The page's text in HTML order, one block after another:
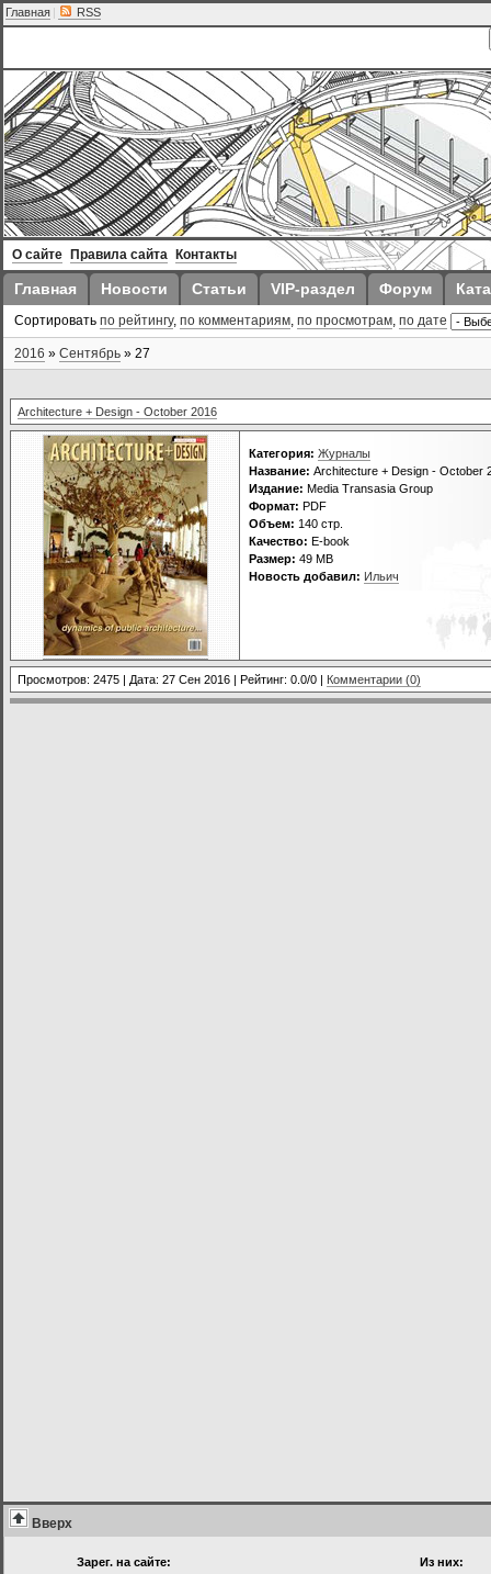
Главная | RSS
О сайте Правила сайта Контакты
Главная Новости Статьи VIP-раздел Форум
Сортировать по рейтингу, по комментариям, по просмотрам, по дате
2016 » Сентябрь » 27
Architecture + Design - October 2016
Категория: Журналы
Название: Architecture + Design - October
Издание: Media Transasia Group
Формат: PDF
Объем: 140 стр.
Качество: E-book
Размер: 49 MB
Новость добавил: Ильич
Просмотров: 2475 | Дата: 27 Сен 2016 | Рейтинг: 0.0/0 | Комментарии (0)
Вверх
Зарег. на сайте:
Из них: